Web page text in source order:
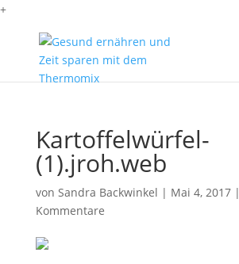
+
Kartoffelwürfel-
(1).jroh.web
von Sandra Backwinkel | Mai 4, 2017|
Kommentare